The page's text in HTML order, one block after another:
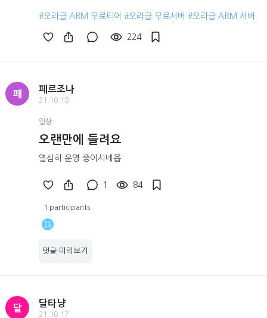
#오라클 ARM 무료티어 #오라클 무료서버 #오라클 ARM 서버
224
페
페르조나
21.10.18
일상
오랜만에 들려요
열심히 운영 중이시네욥
1 84
1 participants
댓글 미리보기
달
달타냥
21.10.17